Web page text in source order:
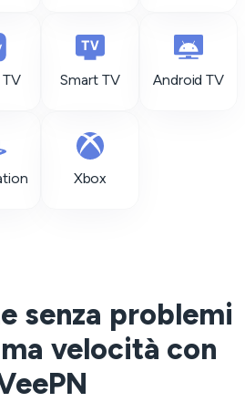
Smart TV Android TV
Xbox
senza problemi
velocità con